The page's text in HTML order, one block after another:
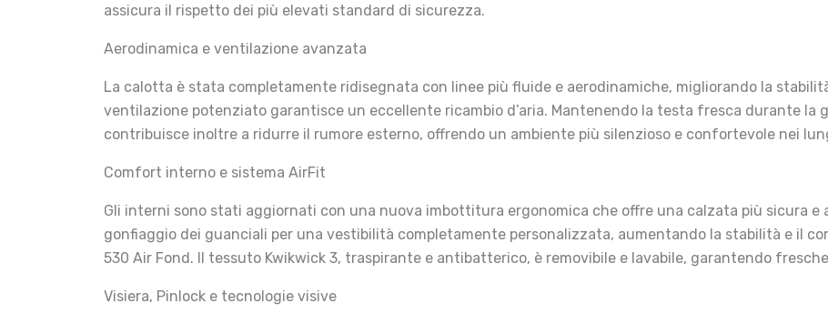
assicura il rispetto dei più elevati standard di sicurezza.
Aerodinamica e ventilazione avanzata
La calotta è stata completamente ridisegnata con linee più fluide e aerodinamiche, migliorando la
ventilazione potenziato garantisce un eccellente ricambio d’aria. Mantenendo la testa fresca durante la
contribuisce inoltre a ridurre il rumore esterno, offrendo un ambiente più silenzioso e confortevole nei
Comfort interno e sistema AirFit
Gli interni sono stati aggiornati con una nuova imbottitura ergonomica che offre una calzata più sicura e
gonfiaggio dei guanciali per una vestibilità completamente personalizzata, aumentando la stabilità e il
530 Air Fond. Il tessuto Kwikwick 3, traspirante e antibatterico, è removibile e lavabile, garantendo
Visiera, Pinlock e tecnologie visive